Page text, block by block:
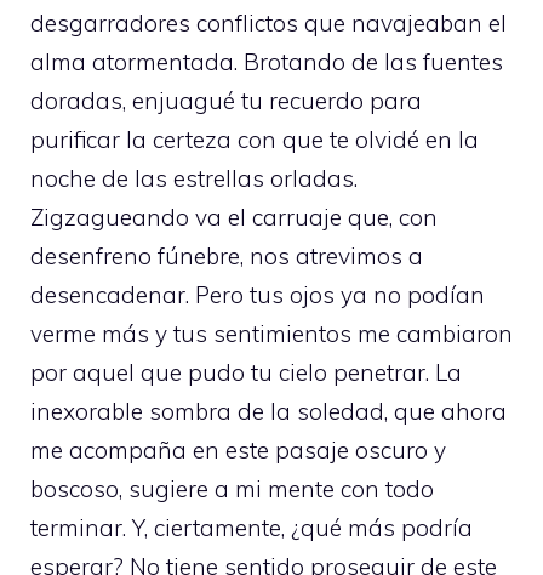
desgarradores conflictos que navajeaban el
alma atormentada. Brotando de las fuentes
doradas, enjuagué tu recuerdo para
purificar la certeza con que te olvidé en la
noche de las estrellas orladas.
Zigzagueando va el carruaje que, con
desenfreno fúnebre, nos atrevimos a
desencadenar. Pero tus ojos ya no podían
verme más y tus sentimientos me cambiaron
por aquel que pudo tu cielo penetrar. La
inexorable sombra de la soledad, que ahora
me acompaña en este pasaje oscuro y
boscoso, sugiere a mi mente con todo
terminar. Y, ciertamente, ¿qué más podría
esperar? No tiene sentido proseguir de este